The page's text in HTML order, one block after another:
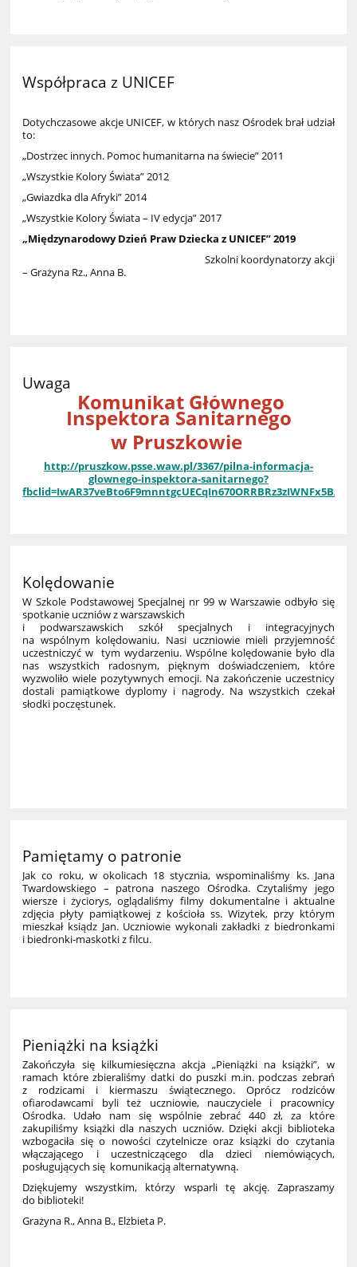
Współpraca z UNICEF
Dotychczasowe akcje UNICEF, w których nasz Ośrodek brał udział
to:
„Dostrzec innych. Pomoc humanitarna na świecie” 2011
„Wszystkie Kolory Świata” 2012
„Gwiazdka dla Afryki” 2014
„Wszystkie Kolory Świata – IV edycja” 2017
„Międzynarodowy Dzień Praw Dziecka z UNICEF” 2019
Szkolni koordynatorzy akcji
– Grażyna Rz., Anna B.
Uwaga
Komunikat Głównego
Inspektora Sanitarnego
w Pruszkowie
http://pruszkow.psse.waw.pl/3367/pilna-informacja-
glownego-inspektora-sanitarnego?
Kolędowanie
W Szkole Podstawowej Specjalnej nr 99 w Warszawie odbyło się
spotkanie uczniów z warszawskich
i podwarszawskich szkół specjalnych i integracyjnych
na wspólnym kolędowaniu. Nasi uczniowie mieli przyjemność
uczestniczyć w tym wydarzeniu. Wspólne kolędowanie było dla
nas wszystkich radosnym, pięknym doświadczeniem, które
wyzwoliło wiele pozytywnych emocji. Na zakończenie uczestnicy
dostali pamiątkowe dyplomy i nagrody. Na wszystkich czekał
słodki poczęstunek.
Pamiętamy o patronie
Jak co roku, w okolicach 18 stycznia, wspominaliśmy ks. Jana
Twardowskiego – patrona naszego Ośrodka. Czytaliśmy jego
wiersze i życiorys, oglądaliśmy filmy dokumentalne i aktualne
zdjęcia płyty pamiątkowej z kościoła ss. Wizytek, przy którym
mieszkał ksiądz Jan. Uczniowie wykonali zakładki z biedronkami
i biedronki-maskotki z filcu.
Pieniążki na książki
Zakończyła się kilkumiesięczna akcja „Pieniążki na książki”, w
ramach które zbieraliśmy datki do puszki m.in. podczas zebrań
z rodzicami i kiermaszu świątecznego. Oprócz rodziców
ofiarodawcami byli też uczniowie, nauczyciele i pracownicy
Ośrodka. Udało nam się wspólnie zebrać 440 zł, za które
zakupiliśmy książki dla naszych uczniów. Dzięki akcji biblioteka
wzbogaciła się o nowości czytelnicze oraz książki do czytania
włączającego i uczestniczącego dla dzieci niemówiących,
posługujących się komunikacją alternatywną.
Dziękujemy wszystkim, którzy wsparli tę akcję. Zapraszamy
do biblioteki!
Grażyna R., Anna B., Elżbieta P.